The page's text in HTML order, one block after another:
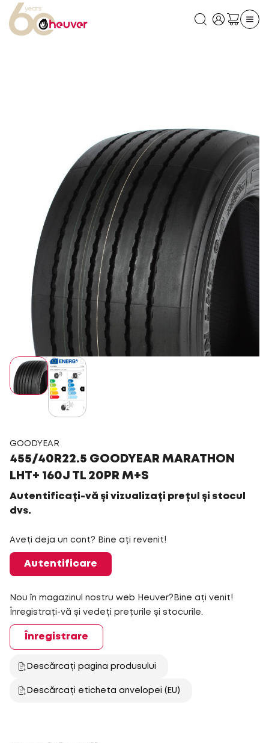
GOODYEAR
455/40R22.5 GOODYEAR MARATHON
LHT+ 160J TL 20PR M+S
Autentificați-vă și vizualizați prețul și stocul
dvs.
Aveți deja un cont? Bine ați revenit!
Autentificare
Nou în magazinul nostru web Heuver?Bine ați venit!
Înregistrați-vă și vedeți prețurile și stocurile.
Înregistrare
Descărcați pagina produsului
Descărcați eticheta anvelopei (EU)